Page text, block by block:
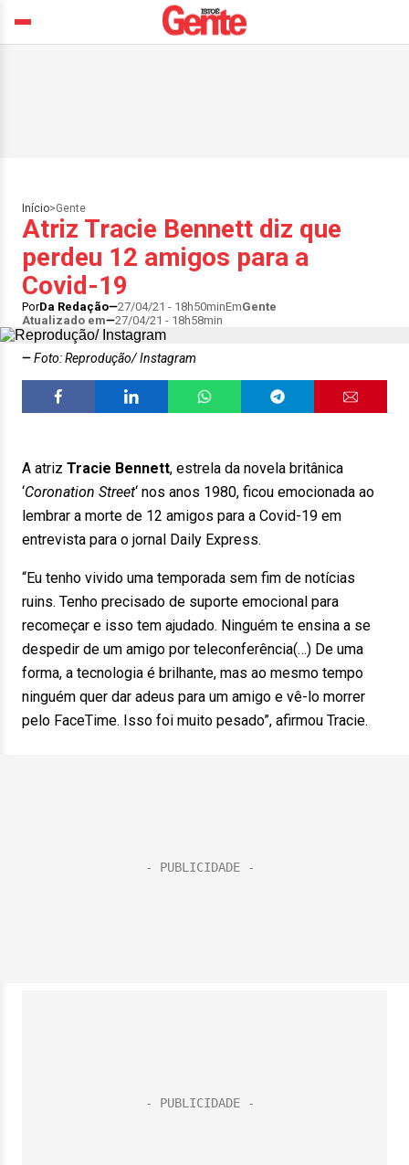
Início>Gente
Atriz Tracie Bennett diz que
perdeu 12 amigos para a
Covid-19
PorDa Redação 27/04/21 - 18h50minEmGente
Atualizado em
27/04/21 - 18h58min
Foto: Reprodução/ Instagram
A atriz Tracie Bennett, estrela da novela britânica
‘Coronation Street‘ nos anos 1980, ficou emocionada ao
lembrar a morte de 12 amigos para a Covid-19 em
entrevista para o jornal Daily Express.
“Eu tenho vivido uma temporada sem fim de notícias
ruins. Tenho precisado de suporte emocional para
recomeçar e isso tem ajudado. Ninguém te ensina a se
despedir de um amigo por teleconferência(…) De uma
forma, a tecnologia é brilhante, mas ao mesmo tempo
ninguém quer dar adeus para um amigo e vê-lo morrer
pelo FaceTime. Isso foi muito pesado”, afirmou Tracie.